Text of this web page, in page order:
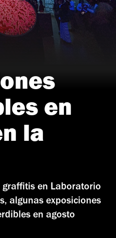
en
la
graffitis en Laboratorio
algunas exposiciones
en agosto